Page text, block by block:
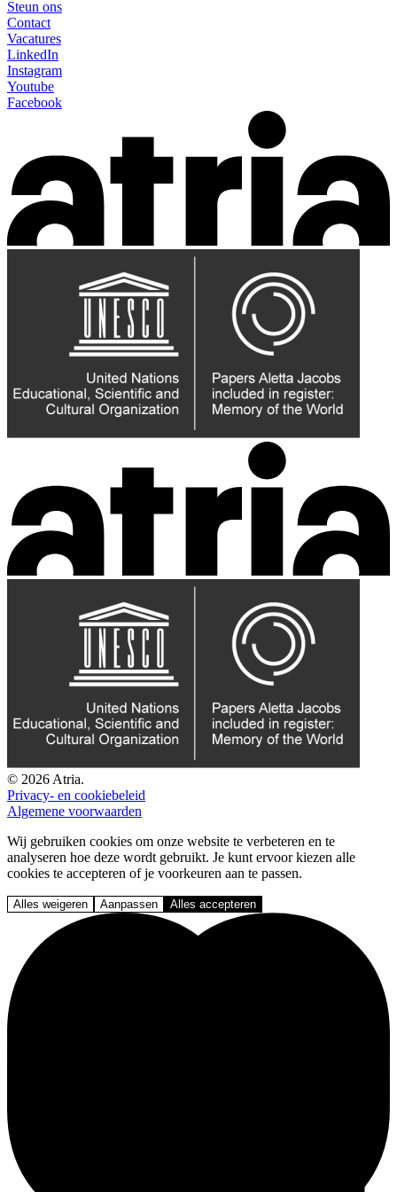
Steun ons
Contact
Vacatures
LinkedIn
Instagram
Youtube
Facebook
© 2026 Atria.
Privacy- en cookiebeleid
Algemene voorwaarden
Wij gebruiken cookies om onze website te verbeteren en te
analyseren hoe deze wordt gebruikt. Je kunt ervoor kiezen alle
cookies te accepteren of je voorkeuren aan te passen.
Alles weigeren Aanpassen Alles accepteren